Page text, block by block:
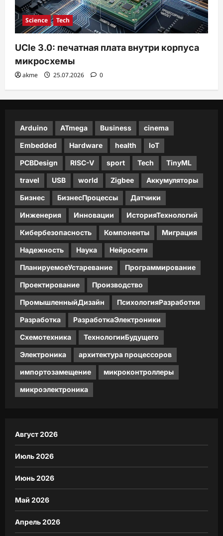
Science Tech
UCIe 3.0: печатная плата внутри корпуса
микросхемы
akme 25.07.2026 0
Arduino ATmega Business cinema
Embedded Hardware health IoT
PCBDesign RISC-V sport Tech TinyML
travel USB world Zigbee Аккумуляторы
Бизнес БизнесПроцессы Датчики
Инженерия Инновации ИсторияТехнологий
Кибербезопасность Компоненты Миграция
Надежность Наука Нейросети
ПланируемоеУстаревание Программирование
Проектирование Производство
ПромышленныйДизайн ПсихологияРазработки
Разработка РазработкаЭлектроники
Схемотехника ТехнологииБудущего
Электроника архитектура процессоров
импортозамещение микроконтроллеры
микроэлектроника
Август 2026
Июль 2026
Июнь 2026
Май 2026
Апрель 2026